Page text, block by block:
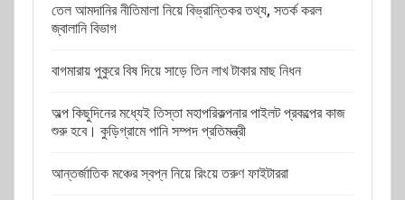
তেল আমদানির নীতিমালা নিয়ে বিভ্রান্তিকর তথ্য, সতর্ক করল
জ্বালানি বিভাগ
বাগমারায় পুকুরে বিষ দিয়ে সাড়ে তিন লাখ টাকার মাছ নিধন
অল্প কিছুদিনের মধ্যেই তিস্তা মহাপরিকল্পনার পাইলট প্রকল্পের কাজ
শুরু হবে। কুড়িগ্রামে পানি সম্পদ প্রতিমন্ত্রী
আন্তর্জাতিক মঞ্চের স্বপ্ন নিয়ে রিংয়ে তরুণ ফাইটাররা